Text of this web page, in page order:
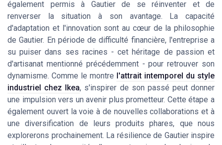
également permis à Gautier de se réinventer et de
renverser la situation à son avantage. La capacité
d'adaptation et l'innovation sont au cœur de la philosophie
de Gautier. En période de difficulté financière, l'entreprise a
su puiser dans ses racines - cet héritage de passion et
d'artisanat mentionné précédemment - pour retrouver son
dynamisme. Comme le montre l'attrait intemporel du style
industriel chez Ikea, s'inspirer de son passé peut donner
une impulsion vers un avenir plus prometteur. Cette étape a
également ouvert la voie à de nouvelles collaborations et à
une diversification de leurs produits phares, que nous
explorerons prochainement. La résilience de Gautier inspire